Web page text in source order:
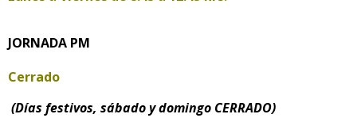
JORNADA PM
Cerrado
(Días festivos, sábado y domingo CERRADO)